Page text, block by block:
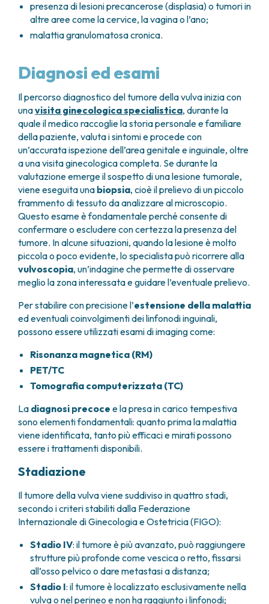
presenza di lesioni precancerose (displasia) o tumori in
altre aree come la cervice, la vagina o l’ano;
malattia granulomatosa cronica.
Diagnosi ed esami
Il percorso diagnostico del tumore della vulva inizia con
unavisita ginecologica specialistica, durante la
quale il medico raccoglie la storia personale e familiare
della paziente, valuta i sintomi e procede con
un’accurata ispezione dell’area genitale e inguinale, oltre
a una visita ginecologica completa. Se durante la
valutazione emerge il sospetto di una lesione tumorale,
viene eseguita una biopsia, cioè il prelievo di un piccolo
frammento di tessuto da analizzare al microscopio.
Questo esame è fondamentale perché consente di
confermare o escludere con certezza la presenza del
tumore. In alcune situazioni, quando la lesione è molto
piccola o poco evidente, lo specialista può ricorrere alla
vulvoscopia, un’indagine che permette di osservare
meglio la zona interessata e guidare l’eventuale prelievo.
Per stabilire con precisione l’estensione della malattia
ed eventuali coinvolgimenti dei linfonodi inguinali,
possono essere utilizzati esami di imaging come:
Risonanza magnetica (RM)
PET/TC
Tomografia computerizzata (TC)
La diagnosi precoce e la presa in carico tempestiva
sono elementi fondamentali: quanto prima la malattia
viene identificata, tanto più efficaci e mirati possono
essere i trattamenti disponibili.
Stadiazione
Il tumore della vulva viene suddiviso in quattro stadi,
secondo i criteri stabiliti dalla Federazione
Internazionale di Ginecologia e Ostetricia (FIGO):
Stadio IV: il tumore è più avanzato, può raggiungere
strutture più profonde come vescica o retto, fissarsi
all’osso pelvico o dare metastasi a distanza;
Stadio I: il tumore è localizzato esclusivamente nella
vulva o nel perineo e non ha raggiunto i linfonodi;